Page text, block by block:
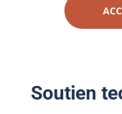
Soutien